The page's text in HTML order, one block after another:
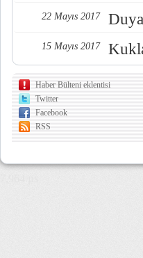
22 Mayıs 2017
15 Mayıs 2017
Haber Bülteni eklentisi
Twitter
Facebook
RSS